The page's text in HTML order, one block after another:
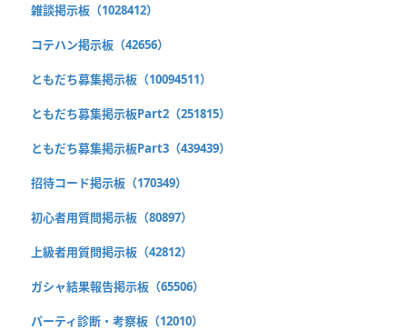
雑談掲示板（1028412）
コテハン掲示板（42656）
ともだち募集掲示板（10094511）
ともだち募集掲示板Part2（251815）
ともだち募集掲示板Part3（439439）
招待コード掲示板（170349）
初心者用質問掲示板（80897）
上級者用質問掲示板（42812）
ガシャ結果報告掲示板（65506）
パーティ診断・考察板（12010）